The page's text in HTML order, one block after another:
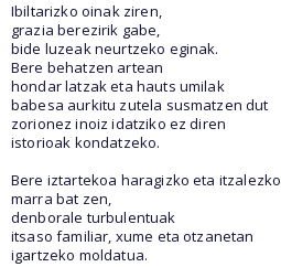
Ibiltarizko oinak ziren,
grazia berezirik gabe,
bide luzeak neurtzeko eginak.
Bere behatzen artean
hondar latzak eta hauts umilak
babesa aurkitu zutela susmatzen dut
zorionez inoiz idatziko ez diren
istorioak kondatzeko.
Bere iztartekoa haragizko eta itzalezko
marra bat zen,
denborale turbulentuak
itsaso familiar, xume eta otzanetan
igartzeko moldatua.